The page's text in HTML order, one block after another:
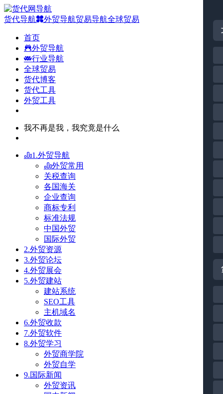
货代导航 外贸导航贸易导航全球贸易
首页
外贸导航
行业导航
全球贸易
货代博客
货代工具
外贸工具
我不再是我，我究竟是什么
1.外贸导航
外贸常用
关税查询
各国海关
企业查询
商标专利
标准法规
中国外贸
国际外贸
2.外贸资源
3.外贸论坛
4.外贸展会
5.外贸建站
建站系统
SEO工具
主机域名
6.外贸收款
7.外贸软件
8.外贸学习
外贸商学院
外贸自学
9.国际新闻
外贸资讯